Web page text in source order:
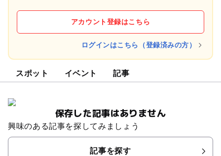
アカウント登録はこちら
ログインはこちら（登録済みの方）
スポット イベント 記事
保存した記事はありません
興味のある記事を探してみましょう
記事を探す